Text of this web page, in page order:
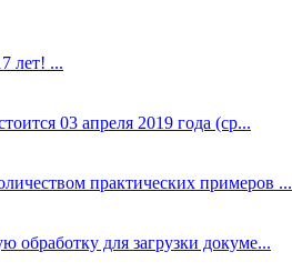
лет! ...
03 апреля 2019 года (ср...
практических примеров ...
обработку для загрузки докуме...